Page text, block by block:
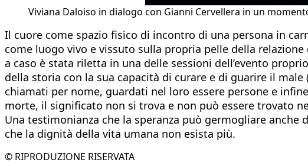
Viviana Daloiso in dialogo con Gianni Cervellera in un
Il cuore come spazio fisico di incontro di una persona in
come luogo vivo e vissuto sulla propria pelle della relazione
a caso è stata riletta in una delle sessioni dell’evento
della storia con la sua capacità di curare e di guarire il
chiamati per nome, guardati nel loro essere persone e
morte, il significato non si trova e non può essere trovato
Una testimonianza che la speranza può germogliare
che la dignità della vita umana non esista più.
© RIPRODUZIONE RISERVATA